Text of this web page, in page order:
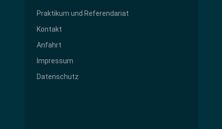
Praktikum und Referendariat
Kontakt
Anfahrt
Impressum
Datenschutz